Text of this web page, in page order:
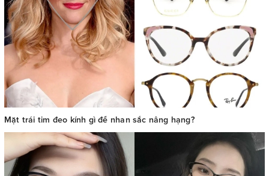
Mặt trái tim đeo kính gì để nhan sắc nâng hạng?